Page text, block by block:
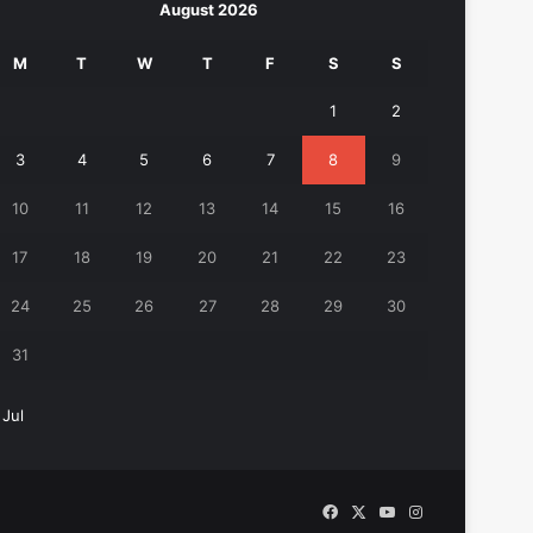
August 2026
M T W T F S S
1 2
3 4 5 6 7 8 9
10 11 12 13 14 15 16
17 18 19 20 21 22 23
24 25 26 27 28 29 30
31
Jul
Facebook
X YouTubeInstagram